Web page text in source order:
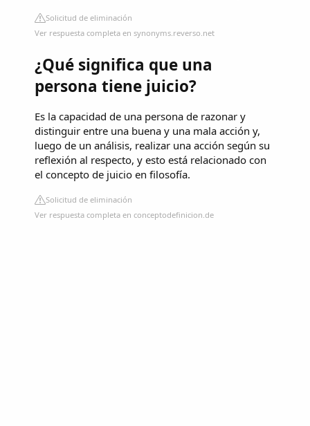
Solicitud de eliminación
Ver respuesta completa en synonyms.reverso.net
¿Qué significa que una
persona tiene juicio?
Es la capacidad de una persona de razonar y
distinguir entre una buena y una mala acción y,
luego de un análisis, realizar una acción según su
reflexión al respecto, y esto está relacionado con
el concepto de juicio en filosofía.
Solicitud de eliminación
Ver respuesta completa en conceptodefinicion.de